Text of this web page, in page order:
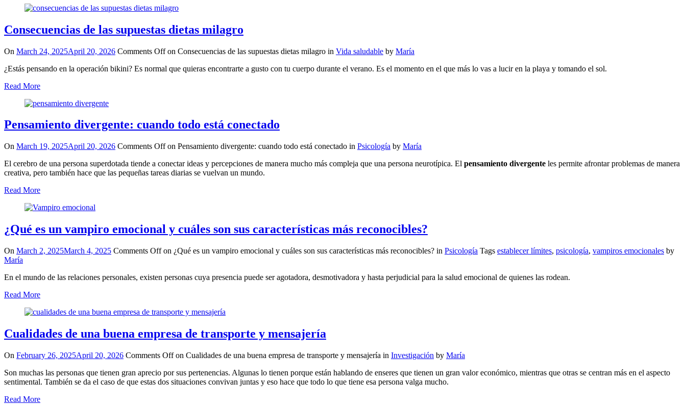
Consecuencias de las supuestas dietas milagro
On March 24, 2025April 20, 2026 Comments Offon Consecuencias de las supuestas dietas milagro in Vida saludable by María
¿Estás pensando en la operación bikini? Es normal que quieras encontrarte a gusto con tu cuerpo durante el verano. Es el momento en el que más lo vas a lucir en la playa y tomando el sol.
Read More
Pensamiento divergente: cuando todo está conectado
On March 19, 2025April 20, 2026 Comments Offon Pensamiento divergente: cuando todo está conectado in Psicología by María
El cerebro de una persona superdotada tiende a conectar ideas y percepciones de manera mucho más compleja que una persona neurotípica. El pensamiento divergente les permite afrontar problemas de manera
creativa, pero también hace que las pequeñas tareas diarias se vuelvan un mundo.
Read More
¿Qué es un vampiro emocional y cuáles son sus características más reconocibles?
On March 2, 2025March 4, 2025 Comments Offon ¿Qué es un vampiro emocional y cuáles son sus características más reconocibles? in Psicología Tags establecer límites, psicología, vampiros emocionales by
María
En el mundo de las relaciones personales, existen personas cuya presencia puede ser agotadora, desmotivadora y hasta perjudicial para la salud emocional de quienes las rodean.
Read More
Cualidades de una buena empresa de transporte y mensajería
On February 26, 2025April 20, 2026 Comments Offon Cualidades de una buena empresa de transporte y mensajería in Investigación by María
Son muchas las personas que tienen gran aprecio por sus pertenencias. Algunas lo tienen porque están hablando de enseres que tienen un gran valor económico, mientras que otras se centran más en el aspecto
sentimental. También se da el caso de que estas dos situaciones convivan juntas y eso hace que todo lo que tiene esa persona valga mucho.
Read More